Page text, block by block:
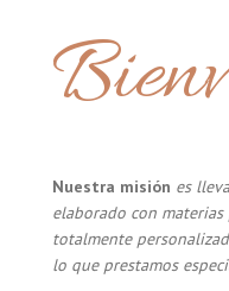
Nuestra misión es
elaborado con
totalmente
lo que prestamos